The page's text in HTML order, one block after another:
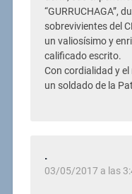
“GURRUCHAGA”,
sobrevivientes del
un valiosísimo y
calificado escrito.
Con cordialidad y
un soldado de la
.
03/05/2017 a las